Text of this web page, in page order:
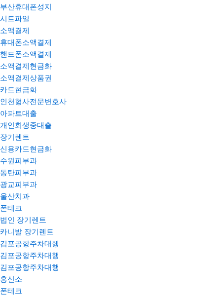
부산휴대폰성지
시트파일
소액결제
휴대폰소액결제
핸드폰소액결제
소액결제현금화
소액결제상품권
카드현금화
인천형사전문변호사
아파트대출
개인회생중대출
장기렌트
신용카드현금화
수원피부과
동탄피부과
광교피부과
울산치과
폰테크
법인 장기렌트
카니발 장기렌트
김포공항주차대행
김포공항주차대행
김포공항주차대행
흥신소
폰테크